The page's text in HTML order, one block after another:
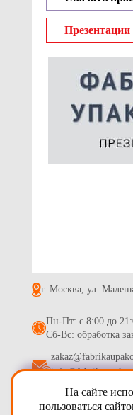
Презентации
г. Москва, ул.
Пн-Пт: с 8:00 до
Сб-Вс: обработка
2009 - 2026ПТП
На сайте
пользоваться